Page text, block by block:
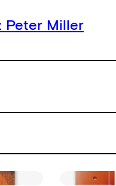
Peter Miller